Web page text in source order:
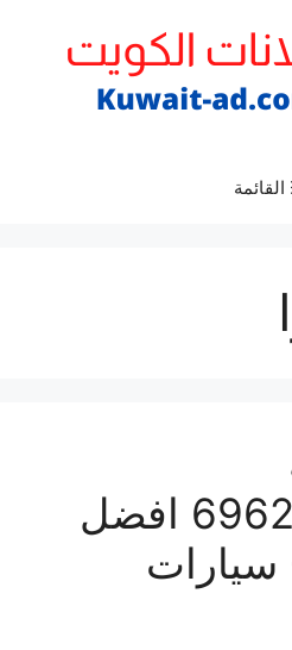
القائمة
نافارا 69622745 افضل
سيارات